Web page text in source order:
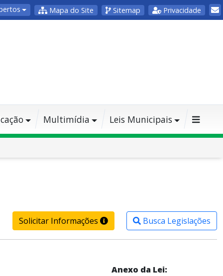
Mapa do Site Sitemap Privacidade
Multimídia Leis Municipais
Busca Legislações
Solicitar Informações
Anexo da Lei: